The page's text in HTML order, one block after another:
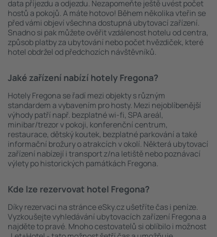
data příjezdu a odjezdu. Nezapomeňte ještě uvést počet
hostů a pokojů. A máte hotovo! Během několika vteřin se
před vámi objeví všechna dostupná ubytovací zařízení.
Snadno si pak můžete ověřit vzdálenost hotelu od centra,
způsob platby za ubytování nebo počet hvězdiček, které
hotel obdržel od předchozích návštěvníků.
Jaké zařízení nabízí hotely Fregona?
Hotely Fregona se řadí mezi objekty s různým
standardem a vybavením pro hosty. Mezi nejoblíbenější
výhody patří např. bezplatné wi-fi, SPA areál,
minibar/trezor v pokoji, konferenční centrum,
restaurace, dětský koutek, bezplatné parkování a také
informační brožury o atrakcích v okolí. Některá ubytovací
zařízení nabízejí i transport z/na letiště nebo poznávací
výlety po historických památkách Fregona.
Kde lze rezervovat hotel Fregona?
Díky rezervaci na stránce eSky.cz ušetříte čas i peníze.
Vyzkoušejte vyhledávání ubytovacích zařízení Fregona a
najděte to pravé. Mnoho cestovatelů si oblíbilo i možnost